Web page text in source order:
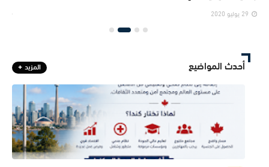
29 يوليو 2020
أحدث المواضيع المزيد